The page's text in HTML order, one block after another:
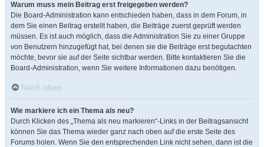
Warum muss mein Beitrag erst freigegeben werden?
Die Board-Administration kann entschieden haben, dass in dem Forum, in
dem Sie einen Beitrag erstellt haben, die Beiträge zuerst geprüft werden
müssen. Es ist auch möglich, dass die Administration Sie zu einer Gruppe
von Benutzern hinzugefügt hat, bei denen sie die Beiträge erst begutachten
möchte, bevor sie auf der Seite sichtbar werden. Bitte kontaktieren Sie die
Board-Administration, wenn Sie weitere Informationen dazu benötigen.
Nach oben
Wie markiere ich ein Thema als neu?
Durch Klicken des „Thema als neu markieren“-Links in der Beitragsansicht
können Sie das Thema wieder ganz nach oben auf die erste Seite des
Forums holen. Wenn Sie den entsprechenden Link nicht sehen, dann ist die